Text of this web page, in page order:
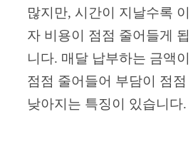
많지만, 시간이 지날수록 이
자 비용이 점점 줄어들게 됩
니다. 매달 납부하는 금액이
점점 줄어들어 부담이 점점
낮아지는 특징이 있습니다.